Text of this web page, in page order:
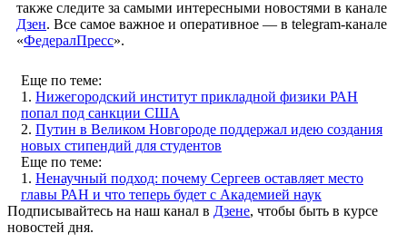
также следите за самыми интересными новостями в канале
Дзен. Все самое важное и оперативное — в telegram-канале
«ФедералПресс».
Еще по теме:
1. Нижегородский институт прикладной физики РАН
попал под санкции США
2. Путин в Великом Новгороде поддержал идею создания
новых стипендий для студентов
Еще по теме:
1. Ненаучный подход: почему Сергеев оставляет место
главы РАН и что теперь будет с Академией наук
Подписывайтесь на наш канал в Дзене, чтобы быть в курсе
новостей дня.